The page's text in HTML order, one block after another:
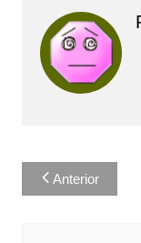
Navegação
de
Anterior